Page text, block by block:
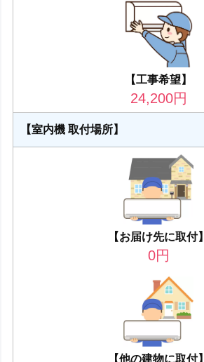
【工事希望】
24,200円
【室内機 取付場所】
【お届け先に取付】
0円
【他の建物に取付】